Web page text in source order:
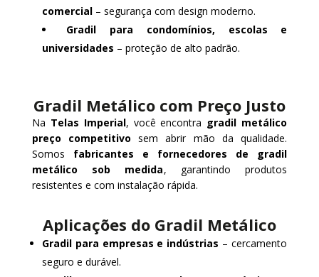
comercial– segurança com design moderno.
Gradil para condomínios, escolas e
universidades – proteção de alto padrão.
Gradil Metálico com Preço Justo
Na Telas Imperial, você encontra gradil metálico
preço competitivo sem abrir mão da qualidade.
Somos fabricantes e fornecedores de gradil
metálico sob medida, garantindo produtos
resistentes e com instalação rápida.
Aplicações do Gradil Metálico
Gradil para empresas e indústrias – cercamento
seguro e durável.